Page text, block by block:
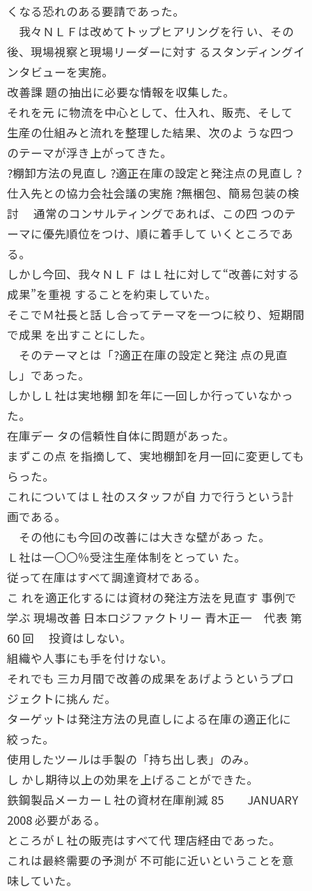
くなる恐れのある要請であった。
我々ＮＬＦは改めてトップヒアリングを行 い、その
後、現場視察と現場リーダーに対す るスタンディングイ
ンタビューを実施。
改善課 題の抽出に必要な情報を収集した。
それを元 に物流を中心として、仕入れ、販売、そして
生産の仕組みと流れを整理した結果、次のよ うな四つ
のテーマが浮き上がってきた。
?棚卸方法の見直し ?適正在庫の設定と発注点の見直し ?
仕入先との協力会社会議の実施 ?無梱包、簡易包装の検
討 通常のコンサルティングであれば、この四 つのテ
ーマに優先順位をつけ、順に着手して いくところであ
る。
しかし今回、我々ＮＬＦ はＬ社に対して“改善に対する
成果”を重視 することを約束していた。
そこでＭ社長と話 し合ってテーマを一つに絞り、短期間
で成果 を出すことにした。
そのテーマとは「?適正在庫の設定と発注 点の見直
し」であった。
しかしＬ社は実地棚 卸を年に一回しか行っていなかっ
た。
在庫デー タの信頼性自体に問題があった。
まずこの点 を指摘して、実地棚卸を月一回に変更しても
らった。
これについてはＬ社のスタッフが自 力で行うという計
画である。
その他にも今回の改善には大きな壁があっ た。
Ｌ社は一〇〇％受注生産体制をとってい た。
従って在庫はすべて調達資材である。
こ れを適正化するには資材の発注方法を見直す 事例で
学ぶ 現場改善 日本ロジファクトリー 青木正一 代表 第
60 回 投資はしない。
組織や人事にも手を付けない。
それでも 三カ月間で改善の成果をあげようというプロ
ジェクトに挑ん だ。
ターゲットは発注方法の見直しによる在庫の適正化に
絞った。
使用したツールは手製の「持ち出し表」のみ。
し かし期待以上の効果を上げることができた。
鉄鋼製品メーカーＬ社の資材在庫削減 85 JANUARY
2008 必要がある。
ところがＬ社の販売はすべて代 理店経由であった。
これは最終需要の予測が 不可能に近いということを意
味していた。